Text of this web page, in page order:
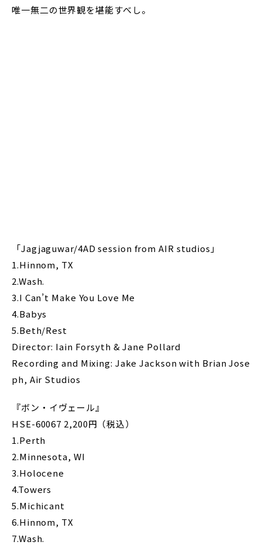
唯一無二の世界観を堪能すべし。
「Jagjaguwar/4AD session from AIR studios」
1.Hinnom, TX
2.Wash.
3.I Can’t Make You Love Me
4.Babys
5.Beth/Rest
Director: Iain Forsyth & Jane Pollard
Recording and Mixing: Jake Jackson with Brian Jose
ph, Air Studios
『ボン・イヴェール』
HSE-60067 2,200円（税込）
1.Perth
2.Minnesota, WI
3.Holocene
4.Towers
5.Michicant
6.Hinnom, TX
7.Wash.